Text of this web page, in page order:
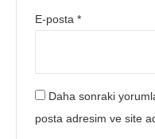
E-posta*
Daha sonraki
posta adresim ve site